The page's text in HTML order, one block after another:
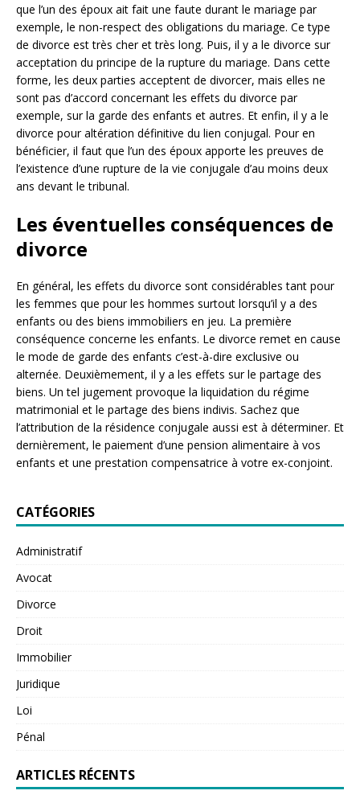
que l’un des époux ait fait une faute durant le mariage par
exemple, le non-respect des obligations du mariage. Ce type
de divorce est très cher et très long. Puis, il y a le divorce sur
acceptation du principe de la rupture du mariage. Dans cette
forme, les deux parties acceptent de divorcer, mais elles ne
sont pas d’accord concernant les effets du divorce par
exemple, sur la garde des enfants et autres. Et enfin, il y a le
divorce pour altération définitive du lien conjugal. Pour en
bénéficier, il faut que l’un des époux apporte les preuves de
l’existence d’une rupture de la vie conjugale d’au moins deux
ans devant le tribunal.
Les éventuelles conséquences de
divorce
En général, les effets du divorce sont considérables tant pour
les femmes que pour les hommes surtout lorsqu’il y a des
enfants ou des biens immobiliers en jeu. La première
conséquence concerne les enfants. Le divorce remet en cause
le mode de garde des enfants c’est-à-dire exclusive ou
alternée. Deuxièmement, il y a les effets sur le partage des
biens. Un tel jugement provoque la liquidation du régime
matrimonial et le partage des biens indivis. Sachez que
l’attribution de la résidence conjugale aussi est à déterminer. Et
dernièrement, le paiement d’une pension alimentaire à vos
enfants et une prestation compensatrice à votre ex-conjoint.
CATÉGORIES
Administratif
Avocat
Divorce
Droit
Immobilier
Juridique
Loi
Pénal
ARTICLES RÉCENTS